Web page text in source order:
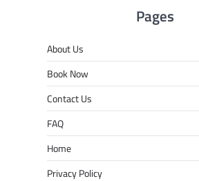
Pages
About Us
Book Now
Contact Us
FAQ
Home
Privacy Policy